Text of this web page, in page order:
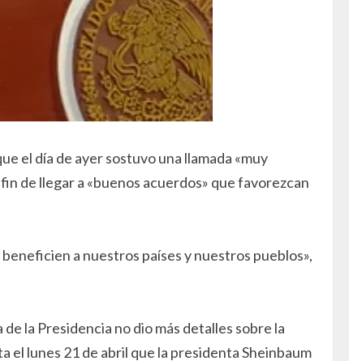
el día de ayer sostuvo una llamada «muy
de llegar a «buenos acuerdos» que favorezcan
a nuestros países y nuestros pueblos»,
la Presidencia no dio más detalles sobre la
el lunes 21 de abril que la presidenta Sheinbaum